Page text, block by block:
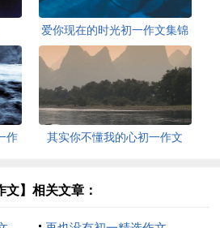
爱你现在的时光初一作文集锦
作
其实你不懂我的心初一作文
文】相关文章：